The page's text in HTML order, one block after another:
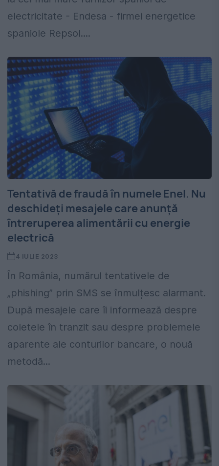
electricitate - Endesa - firmei energetice
spaniole Repsol....
Tentativă de fraudă în numele Enel. Nu
deschideți mesajele care anunță
întreruperea alimentării cu energie
electrică
4 IULIE 2023
În România, numărul tentativele de
„phishing” prin SMS se înmulțesc alarmant.
După mesajele care îi informează despre
coletele în tranzit sau despre problemele
aparente ale conturilor bancare, o nouă
metodă...